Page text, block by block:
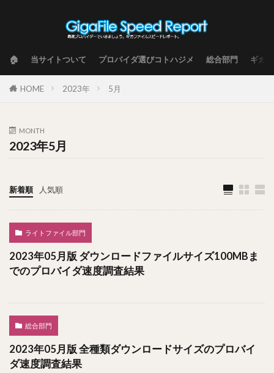
🏠 当サイトついて プロバイダ選びコトハジメ 総合部門 ギガ
HOME 2023年 5月
MONTH
2023年5月
新着順 人気順
ライトファイル部門
2023年05月版 ダウンロードファイルサイズ100MBま
でのプロバイダ速度調査結果
総合部門
2023年05月版 全種類ダウンロードサイズのプロバイ
ダ速度調査結果